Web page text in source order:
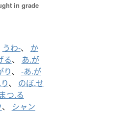
in grade
うわ-、 か
る、 あ.が
り、 -あ.が
、 のぼ.せ
つ.る
、 シャン